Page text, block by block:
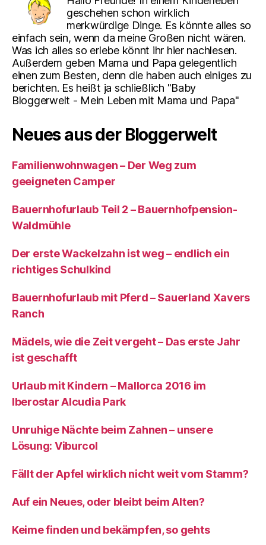
geschehen schon wirklich
merkwürdige Dinge. Es könnte alles so
einfach sein, wenn da meine Großen nicht wären.
Was ich alles so erlebe könnt ihr hier nachlesen.
Außerdem geben Mama und Papa gelegentlich
einen zum Besten, denn die haben auch einiges zu
berichten. Es heißt ja schließlich "Baby
Bloggerwelt - Mein Leben mit Mama und Papa"
Neues aus der Bloggerwelt
Familienwohnwagen – Der Weg zum
geeigneten Camper
Bauernhofurlaub Teil 2 – Bauernhofpension-
Waldmühle
Der erste Wackelzahn ist weg – endlich ein
richtiges Schulkind
Bauernhofurlaub mit Pferd – Sauerland Xavers
Ranch
Mädels, wie die Zeit vergeht – Das erste Jahr
ist geschafft
Urlaub mit Kindern – Mallorca 2016 im
Iberostar Alcudia Park
Unruhige Nächte beim Zahnen – unsere
Lösung: Viburcol
Fällt der Apfel wirklich nicht weit vom Stamm?
Auf ein Neues, oder bleibt beim Alten?
Keime finden und bekämpfen, so gehts